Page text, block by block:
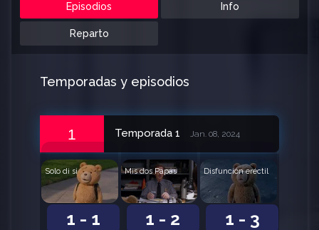
Episodios Info
Reparto
Temporadas y episodios
1 Temporada 1 Jan. 08, 2024
1 - 1
Solo di si
1 - 2
Mis dos Papás
1 - 3
Disfunción eréctil